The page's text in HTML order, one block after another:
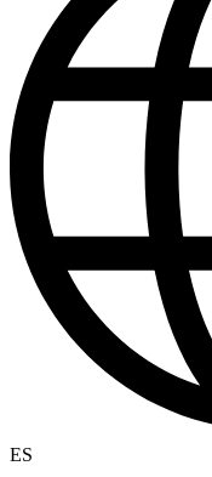
ES